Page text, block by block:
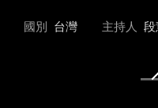
國別 台灣 主持人